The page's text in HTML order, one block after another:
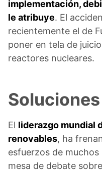
implementación,
le atribuye. El
recientemente el de
poner en tela de
reactores nucleares.
Soluciones
El liderazgo mundial
renovables, ha
esfuerzos de
mesa de debate